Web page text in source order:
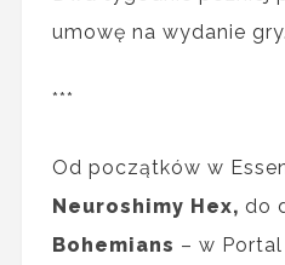
umowę na wydanie gry.
***
Od początków w
Neuroshimy Hex, do
Bohemians – w